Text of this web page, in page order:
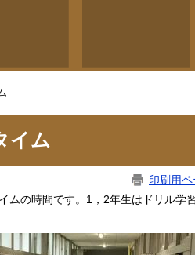
イム
印刷用
の時間です。1，2年生はドリル学